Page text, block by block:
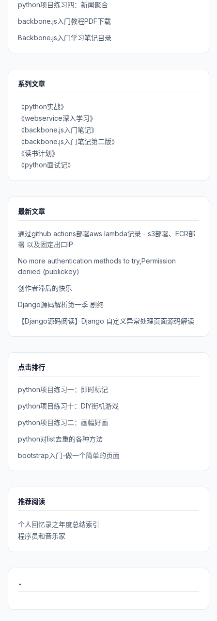
python项目练习四：新闻聚合
backbone.js入门教程PDF下载
Backbone.js入门学习笔记目录
系列文章
《python实战》
《webservice深入学习》
《backbone.js入门笔记》
《backbone.js入门笔记第二版》
《读书计划》
《python面试记》
最新文章
通过github actions部署aws lambda记录 - s3部署、ECR部
署 以及固定出口IP
No more authentication methods to try,Permission
denied (publickey)
创作者滞后的快乐
Django源码解析第一季 剧终
【Django源码阅读】Django 自定义异常处理页面源码解读
点击排行
python项目练习一：即时标记
python项目练习十：DIY街机游戏
python项目练习二：画幅好画
python对list去重的各种方法
bootstrap入门-做一个简单的页面
推荐阅读
个人回忆录之年度总结索引
程序员和音乐家
.